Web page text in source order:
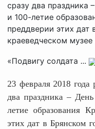
сразу два праздника
и 100-летие
преддверии этих дат
краеведческом
«Подвигу солдата ...
23 февраля 2018 года
два праздника –
летие образования
этих дат в Брянском